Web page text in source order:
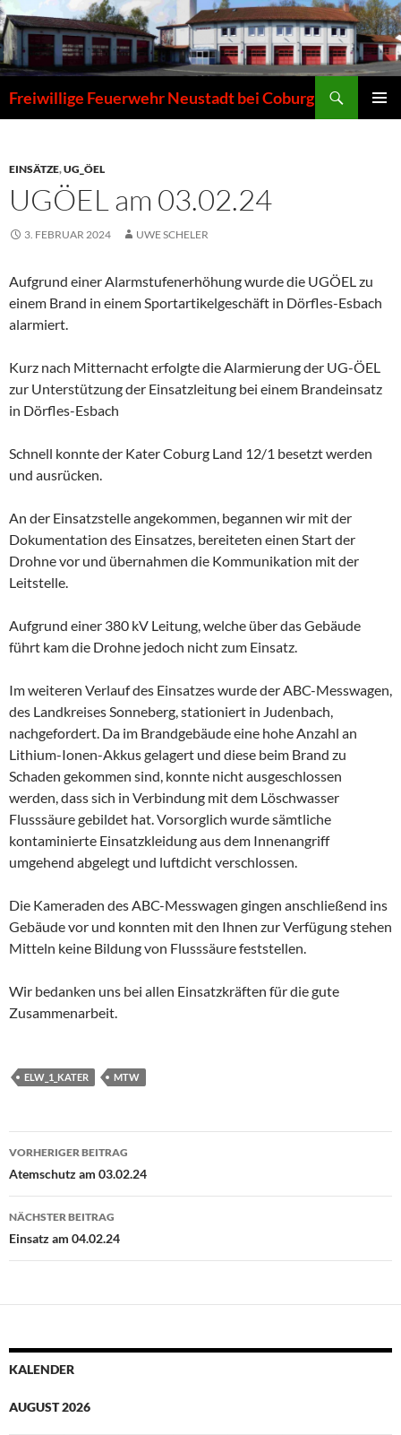
Zum
Inhalt
springen
Freiwillige Feuerwehr Neustadt bei Coburg
EINSÄTZE,UG_ÖEL
UGÖEL am 03.02.24
3. FEBRUAR 2024 UWE SCHELER
Aufgrund einer Alarmstufenerhöhung wurde die UGÖEL zu
einem Brand in einem Sportartikelgeschäft in Dörfles-Esbach
alarmiert.
Kurz nach Mitternacht erfolgte die Alarmierung der UG-ÖEL
zur Unterstützung der Einsatzleitung bei einem Brandeinsatz
in Dörfles-Esbach
Schnell konnte der Kater Coburg Land 12/1 besetzt werden
und ausrücken.
An der Einsatzstelle angekommen, begannen wir mit der
Dokumentation des Einsatzes, bereiteten einen Start der
Drohne vor und übernahmen die Kommunikation mit der
Leitstelle.
Aufgrund einer 380 kV Leitung, welche über das Gebäude
führt kam die Drohne jedoch nicht zum Einsatz.
Im weiteren Verlauf des Einsatzes wurde der ABC-Messwagen,
des Landkreises Sonneberg, stationiert in Judenbach,
nachgefordert. Da im Brandgebäude eine hohe Anzahl an
Lithium-Ionen-Akkus gelagert und diese beim Brand zu
Schaden gekommen sind, konnte nicht ausgeschlossen
werden, dass sich in Verbindung mit dem Löschwasser
Flusssäure gebildet hat. Vorsorglich wurde sämtliche
kontaminierte Einsatzkleidung aus dem Innenangriff
umgehend abgelegt und luftdicht verschlossen.
Die Kameraden des ABC-Messwagen gingen anschließend ins
Gebäude vor und konnten mit den Ihnen zur Verfügung stehen
Mitteln keine Bildung von Flusssäure feststellen.
Wir bedanken uns bei allen Einsatzkräften für die gute
Zusammenarbeit.
ELW_1_KATER MTW
Beitragsnavigation
VORHERIGER BEITRAG
Atemschutz am 03.02.24
NÄCHSTER BEITRAG
Einsatz am 04.02.24
KALENDER
AUGUST 2026